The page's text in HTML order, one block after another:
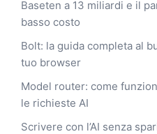
Baseten a 13 miliardi e il
basso costo
Bolt: la guida completa al
tuo browser
Model router: come
le richieste AI
Scrivere con l’AI senza